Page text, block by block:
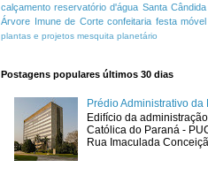
calçamento reservatório d'água Santa Cândida
Árvore Imune de Corte confeitaria festa móvel
plantas e projetos mesquita planetário
Postagens populares últimos 30 dias
Prédio Administrativo da
Edifício da
Católica do Paraná -
Rua Imaculada